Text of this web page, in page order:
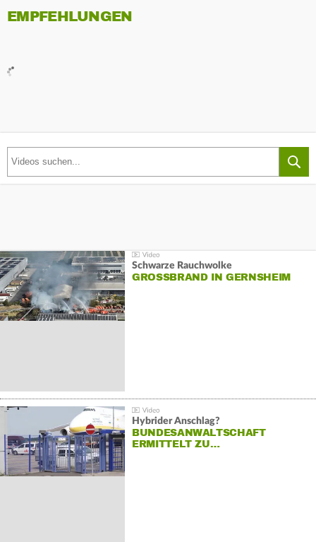
EMPFEHLUNGEN
Schwarze Rauchwolke
GROSSBRAND IN GERNSHEIM
Hybrider Anschlag?
BUNDESANWALTSCHAFT
ERMITTELT ZU…